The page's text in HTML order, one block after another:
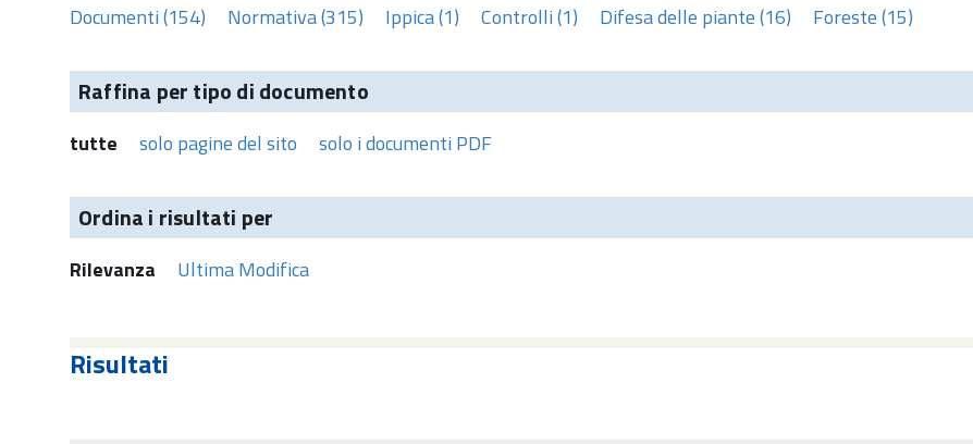
Documenti (154)
Normativa (315) Ippica (1) Controlli (1) Difesa delle piante (16) Foreste (15)
Raffina per tipo di documento
tutte solo pagine del sito solo i documenti PDF
Ordina i risultati per
Rilevanza Ultima Modifica
Risultati